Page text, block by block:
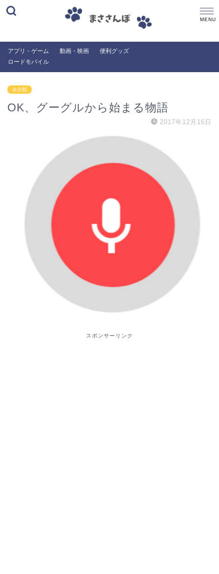
アプリ・ゲーム
ロードモバイル
動画・映画 便利グッズ
未分類
OK、グーグルから始まる物語
2017年12月16日
スポンサーリンク